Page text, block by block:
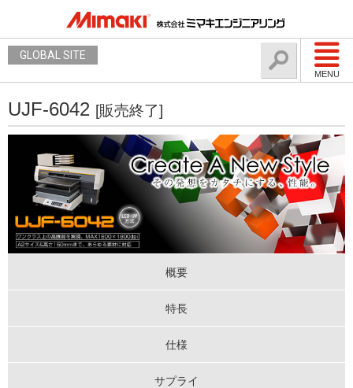
MENU
GLOBAL SITE
UJF-6042 [販売終了]
概要
特長
仕様
サプライ